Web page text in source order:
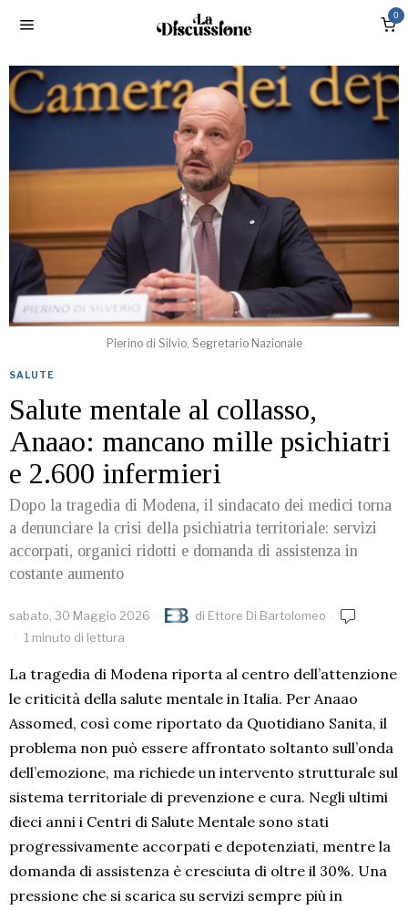
0
Pierino di Silvio, Segretario Nazionale
SALUTE
Salute mentale al collasso,
Anaao: mancano mille psichiatri
e 2.600 infermieri
Dopo la tragedia di Modena, il sindacato dei medici torna
a denunciare la crisi della psichiatria territoriale: servizi
accorpati, organici ridotti e domanda di assistenza in
costante aumento
sabato, 30 Maggio 2026 di Ettore Di Bartolomeo
1 minuto di lettura
La tragedia di Modena riporta al centro dell’attenzione
le criticità della salute mentale in Italia. Per Anaao
Assomed, così come riportato da Quotidiano Sanita, il
problema non può essere affrontato soltanto sull’onda
dell’emozione, ma richiede un intervento strutturale sul
sistema territoriale di prevenzione e cura. Negli ultimi
dieci anni i Centri di Salute Mentale sono stati
progressivamente accorpati e depotenziati, mentre la
domanda di assistenza è cresciuta di oltre il 30%. Una
pressione che si scarica su servizi sempre più in